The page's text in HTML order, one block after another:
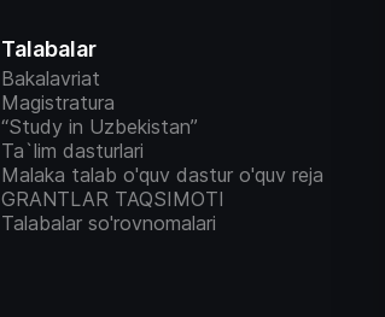
Talabalar
Bakalavriat
Magistratura
“Study in Uzbekistan”
Ta`lim dasturlari
Malaka talab o'quv dastur o'quv reja
GRANTLAR TAQSIMOTI
Talabalar so'rovnomalari